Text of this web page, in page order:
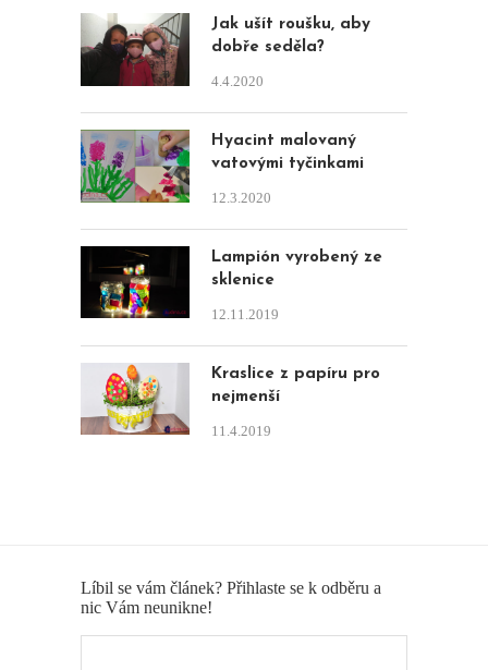
Jak ušít roušku, aby
dobře seděla?
4.4.2020
Hyacint malovaný
vatovými tyčinkami
12.3.2020
Lampión vyrobený ze
sklenice
12.11.2019
Kraslice z papíru pro
nejmenší
11.4.2019
Líbil se vám článek? Přihlaste se k odběru a
nic Vám neunikne!